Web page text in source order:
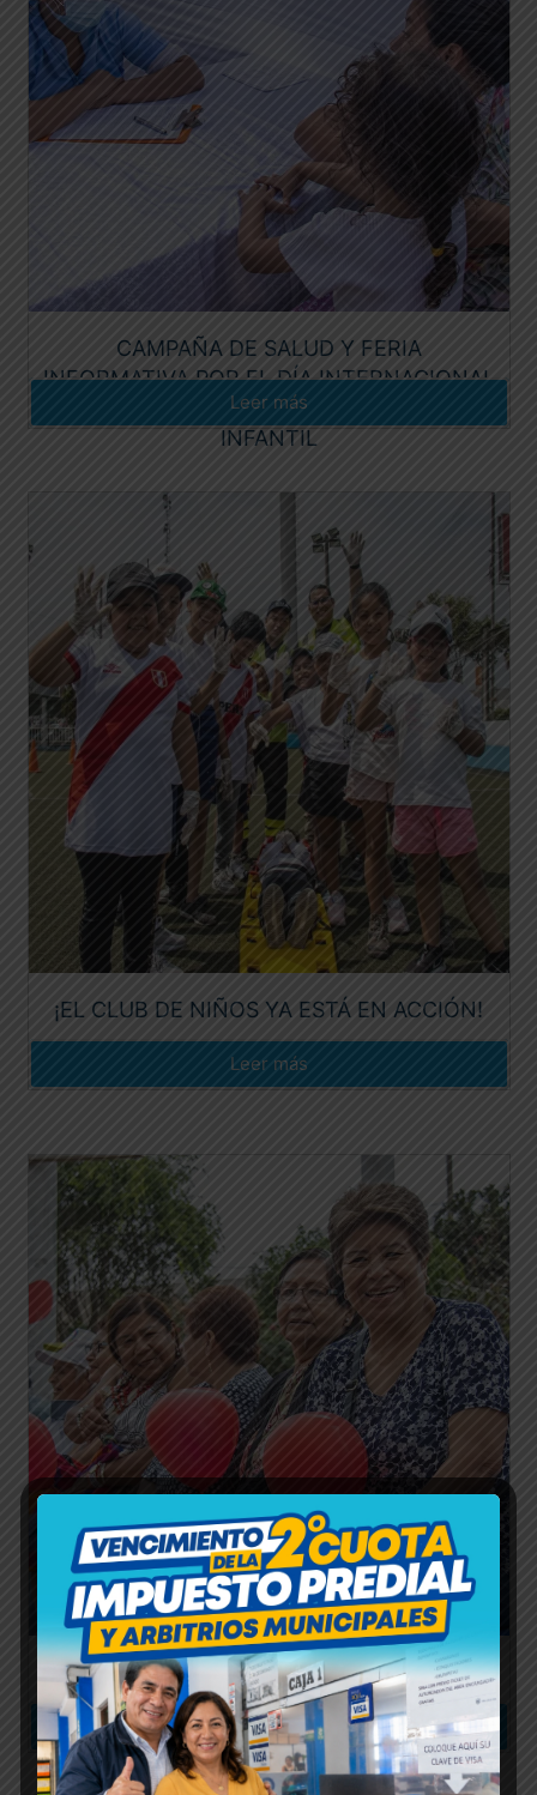
CAMPAÑA DE SALUD Y FERIA
INFORMATIVA POR EL DÍA INTERNACIONAL
DE LA LUCHA CONTRA EL CÁNCER
INFANTIL
Leer más
¡EL CLUB DE NIÑOS YA ESTÁ EN ACCIÓN!
Leer más
CELEBRACIÓN POR EL DÍA DE LA AMISTAD
Leer más